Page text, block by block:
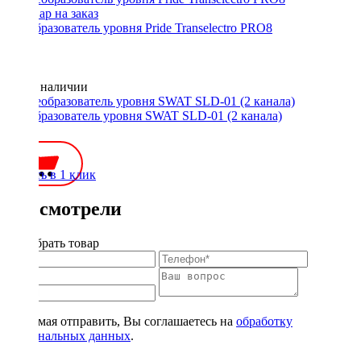
Преобразователь уровня Pride Transelectro PRO8
Нет в наличии
Преобразователь уровня SWAT SLD-01 (2 канала)
Купить в 1 клик
Вы смотрели
Подобрать товар
Нажимая отправить, Вы соглашаетесь на обработку
персональных данных.